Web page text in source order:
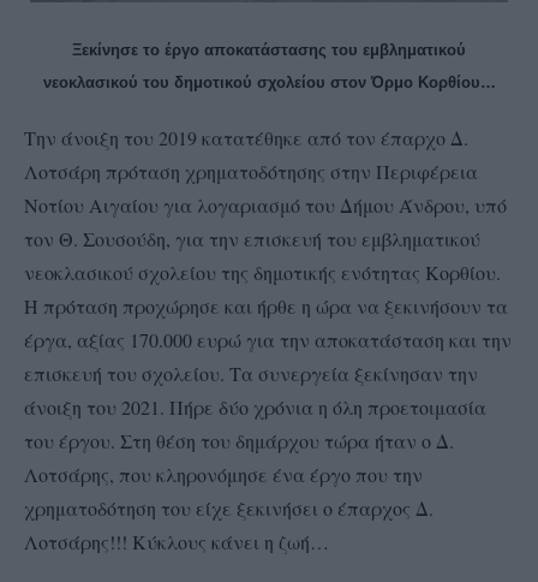
Ξεκίνησε το έργο αποκατάστασης του εμβληματικού
νεοκλασικού του δημοτικού σχολείου στον Όρμο Κορθίου…
Την άνοιξη του 2019 κατατέθηκε από τον έπαρχο Δ.
Λοτσάρη πρόταση χρηματοδότησης στην Περιφέρεια
Νοτίου Αιγαίου για λογαριασμό του Δήμου Άνδρου, υπό
τον Θ. Σουσούδη, για την επισκευή του εμβληματικού
νεοκλασικού σχολείου της δημοτικής ενότητας Κορθίου.
Η πρόταση προχώρησε και ήρθε η ώρα να ξεκινήσουν τα
έργα, αξίας 170.000 ευρώ για την αποκατάσταση και την
επισκευή του σχολείου. Τα συνεργεία ξεκίνησαν την
άνοιξη του 2021. Πήρε δύο χρόνια η όλη προετοιμασία
του έργου. Στη θέση του δημάρχου τώρα ήταν ο Δ.
Λοτσάρης, που κληρονόμησε ένα έργο που την
χρηματοδότηση του είχε ξεκινήσει ο έπαρχος Δ.
Λοτσάρης!!! Κύκλους κάνει η ζωή…